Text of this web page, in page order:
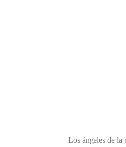
Los ángeles de la